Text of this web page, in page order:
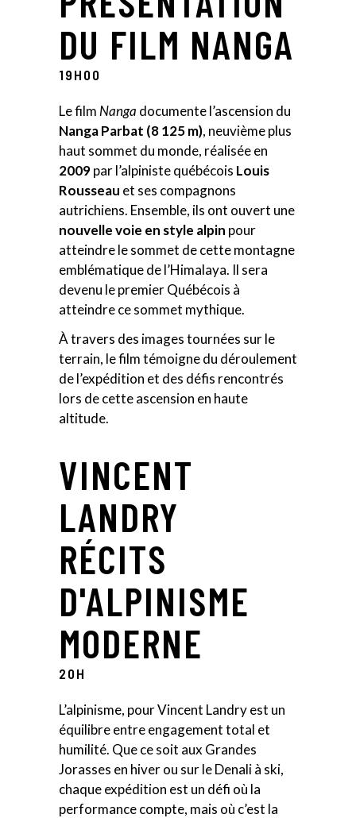
DU FILM NANGA
19H00
Le film Nanga documente l’ascension du
Nanga Parbat (8 125 m), neuvième plus
haut sommet du monde, réalisée en
2009par l’alpiniste québécois Louis
Rousseau et ses compagnons
autrichiens. Ensemble, ils ont ouvert une
nouvelle voie en style alpin pour
atteindre le sommet de cette montagne
emblématique de l’Himalaya. Il sera
devenu le premier Québécois à
atteindre ce sommet mythique.
À travers des images tournées sur le
terrain, le film témoigne du déroulement
de l’expédition et des défis rencontrés
lors de cette ascension en haute
altitude.
VINCENT
LANDRY
RÉCITS
D'ALPINISME
MODERNE
20H
L’alpinisme, pour Vincent Landry est un
équilibre entre engagement total et
humilité. Que ce soit aux Grandes
Jorasses en hiver ou sur le Denali à ski,
chaque expédition est un défi où la
performance compte, mais où c’est la